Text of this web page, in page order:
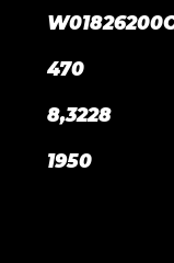
470
8,3228
1950